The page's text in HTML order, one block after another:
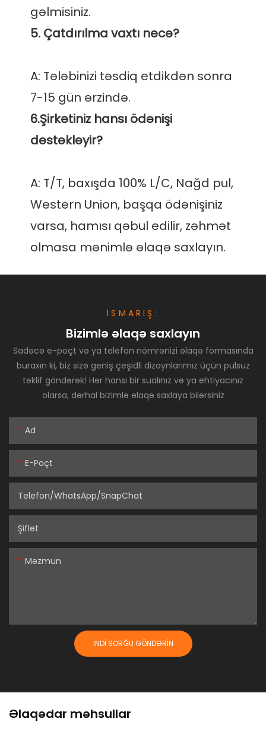
A: Tələbinizi təsdiq etdikdən sonra
6.Şirkətiniz hansı ödənişi
A: T/T, baxışda 100% L/C, Nağd pul,
Western Union, başqa ödənişiniz
varsa, hamısı qəbul edilir, zəhmət
İSMARIŞ:
Bizimlə əlaqə saxlayın
Sadəcə e-poçt və ya telefon nömrənizi əlaqə formasında
buraxın ki, biz sizə geniş çeşidli dizaynlarımız üçün pulsuz
təklif göndərək! Hər hansı bir sualınız və ya ehtiyacınız
olarsa, dərhal bizimlə əlaqə saxlaya bilərsiniz
Ad
E-Poçt
Telefon/WhatsApp/SnapChat
Şiflət
Məzmun
İNDI SORĞU GÖNDƏRIN
Əlaqədar məhsullar